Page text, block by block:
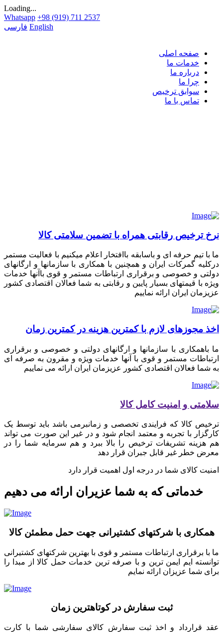
Loading...
Whatsapp +98 (919) 711 2537
فارسی English
صفحه اصلی
خدمات ما
درباره ما
چرا ما
سوابق ترخیص
تماس با ما
نرخ ترخیص رقابتی همراه با تضمین سلامتی کالا
ما با تیم حرفه ای و باسابقه باافتخار اعلام میکنیم با فعالیت مستمر
درکلیه گمرکات ایران و همچنین با همکاری با سازمانها و ارگانهای
دولتی و خصوصی و برقراری ارتباطات مستمر و قوی باآنها خدمات
ویژه با قیمتهای بسیار پایین و رقابتی به شما فعالان اقتصادی کشور
عزیزمان ایران ارائه نماییم
اخذ مجوزهای لازم با کمترین هزینه در کمترین زمان
ما باهمکاری با سازمانها و ارگانهای دولتی و خصوصی و برقراری
ارتباطات مستمر و قوی با آنها خدمات ویژه و مقرون به صرفه ای
به شما فعالان اقتصادی کشور عزیزمان ایران ارائه می نماییم
سلامتی و امنیت کامل کالا
ترخیص کالا که فرایندی تخصصی و زمانبرمی باشد باید توسط یک
کارگزار با تجربه و معتمد انجام شود و در غیر این صورت می تواند
هم هزینه تشریفات ترخیص را بالا ببرد و هم سرمایه شما را در
معرض خطر غیر قابل جبران قرار دهد
امنیت کالای شما در درجه اول اهمیت قرار دارد
خدماتی که به شما عزیران ارائه می دهیم
همکاری با شرکتهای کشتیرانی جهت حمل مطمئن کالا
ما با برقراری ارتباطات مستمر و قوی با بهترین شرکتهای کشتیرانی
توانسته ایم ایمن ترین و با صرفه ترین خدمات حمل کالا از مبدا را
برای شما عزیزان ارائه نمایم
ثبت سفارش در کوتاهترین زمان
عقد قرارداد و اخذ ثبت سفارش کالای سفارشی شما با کارت